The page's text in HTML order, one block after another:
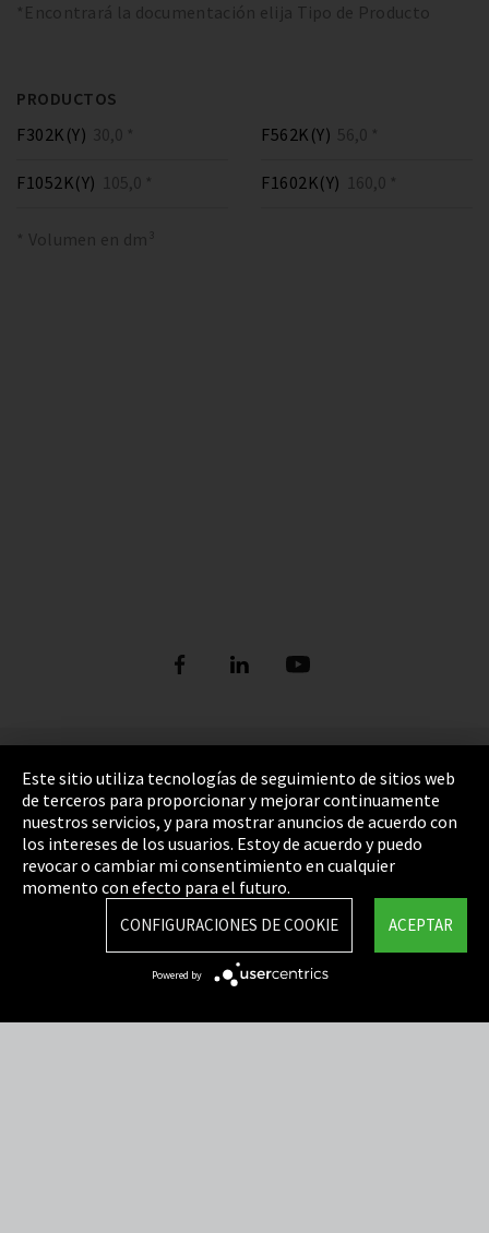
*Encontrará la documentación elija Tipo de Producto
PRODUCTOS
F302K(Y) 30,0 * F562K(Y) 56,0 *
F1052K(Y) 105,0 * F1602K(Y) 160,0 *
* Volumen en dm³
Pie de imprenta
Política de privacidad
Cookie Settings
Términos y Condiciones
Mapa del sitio
Integrity Line
Este sitio utiliza tecnologías de seguimiento de sitios web
de terceros para proporcionar y mejorar continuamente
nuestros servicios, y para mostrar anuncios de acuerdo con
los intereses de los usuarios. Estoy de acuerdo y puedo
revocar o cambiar mi consentimiento en cualquier
momento con efecto para el futuro.
ACEPTAR
CONFIGURACIONES DE COOKIE
Powered by